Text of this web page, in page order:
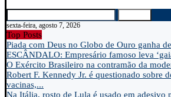
sexta-feira, agosto 7, 2026
Top Posts
Piada com Deus no Globo de Ouro ganha
ESCÂNDALO: Empresário famoso leva
O Exército Brasileiro na contramão da
Robert F. Kennedy Jr. é questionado sobre
vacinas,...
Na Itália, rosto de Lula é usado em adesivo